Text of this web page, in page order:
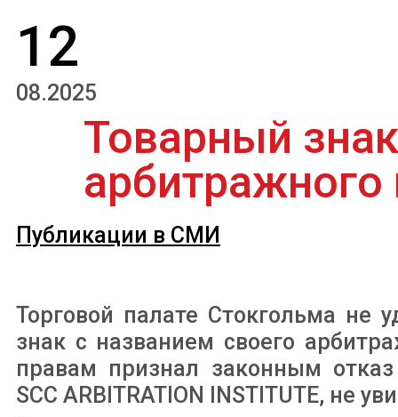
12
08.2025
Товарный
арбитражного
Публикации в СМИ
Торговой палате Стокгольма не
знак с названием своего
правам признал законным
SCC ARBITRATION INSTITUTE, не